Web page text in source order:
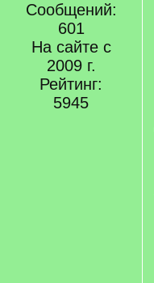
Сообщений:
601
На сайте с
2009 г.
Рейтинг:
5945